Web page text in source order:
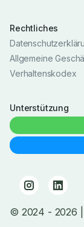
Rechtliches
Allgemeine
Verhaltenskodex
Unterstützung
© 2024 - 2026